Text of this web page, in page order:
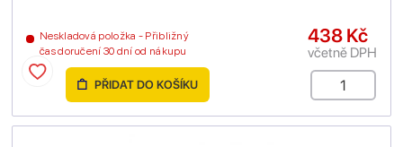
Neskladová položka - Přibližný
čas doručení 30 dní od nákupu
438 Kč
včetně DPH
PŘIDAT DO KOŠÍKU